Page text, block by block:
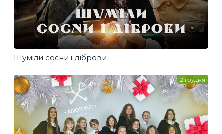
Шуміли сосни і діброви
2 грудня